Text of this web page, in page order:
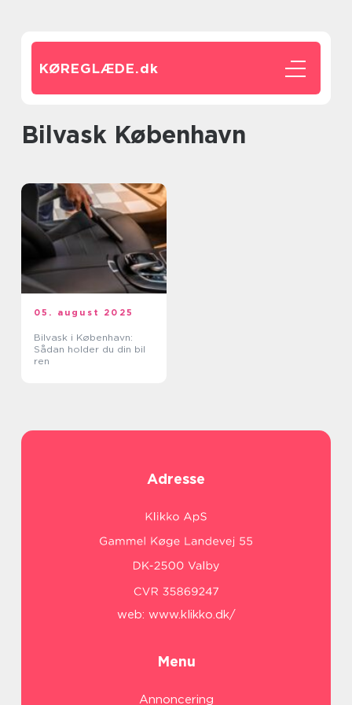
KØREGLÆDE.dk
Bilvask København
05. august 2025
Bilvask i København:
Sådan holder du din bil
ren
Adresse
web: www.klikko.dk/
Menu
Annoncering